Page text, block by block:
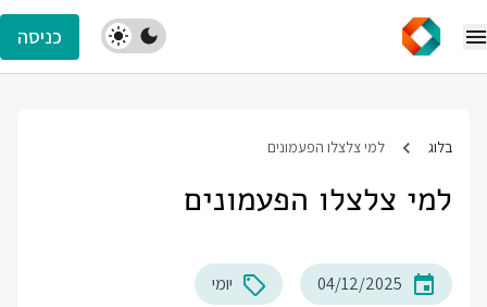
כניסה
בלוג למי צלצלו הפעמונים
למי צלצלו הפעמונים
04/12/2025
יומי